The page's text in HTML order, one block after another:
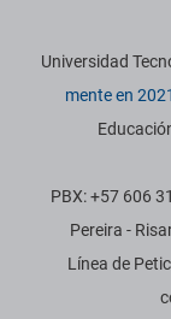
Universidad
mente en
PBX: +57 606
Pereira -
Línea de